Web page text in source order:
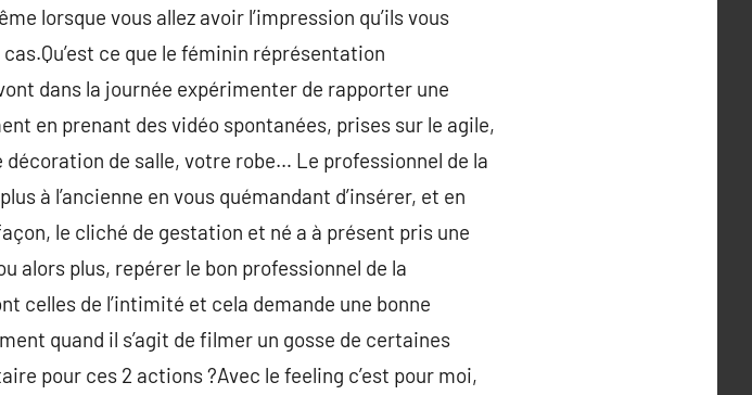
lorsque vous allez avoir l’impression qu’ils vous
ce que le féminin réprésentation
dans la journée expérimenter de rapporter une
en prenant des vidéo spontanées, prises sur le agile,
de salle, votre robe… Le professionnel de la
à l’ancienne en vous quémandant d’insérer, et en
le cliché de gestation et né a à présent pris une
alors plus, repérer le bon professionnel de la
celles de l’intimité et cela demande une bonne
quand il s’agit de filmer un gosse de certaines
pour ces 2 actions ?Avec le feeling c’est pour moi,